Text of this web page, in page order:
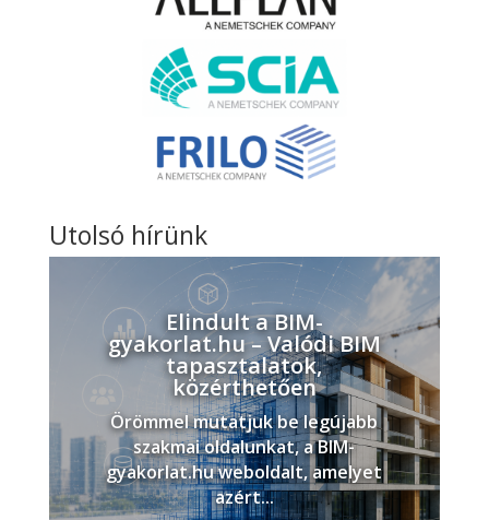
Utolsó hírünk
Elindult a BIM-
gyakorlat.hu – Valódi BIM
tapasztalatok,
közérthetően
Örömmel mutatjuk be legújabb
szakmai oldalunkat, a BIM-
gyakorlat.hu weboldalt, amelyet
azért...